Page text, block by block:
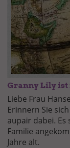
Granny Lily ist
Liebe Frau
Erinnern Sie
aupair dabei.
Familie
Jahre alt.